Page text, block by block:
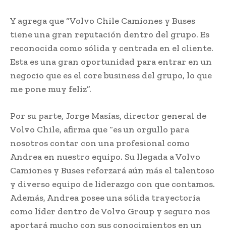
Y agrega que “Volvo Chile Camiones y Buses
tiene una gran reputación dentro del grupo. Es
reconocida como sólida y centrada en el cliente.
Esta es una gran oportunidad para entrar en un
negocio que es el core business del grupo, lo que
me pone muy feliz”.
Por su parte, Jorge Masías, director general de
Volvo Chile, afirma que “es un orgullo para
nosotros contar con una profesional como
Andrea en nuestro equipo. Su llegada a Volvo
Camiones y Buses reforzará aún más el talentoso
y diverso equipo de liderazgo con que contamos.
Además, Andrea posee una sólida trayectoria
como líder dentro de Volvo Group y seguro nos
aportará mucho con sus conocimientos en un